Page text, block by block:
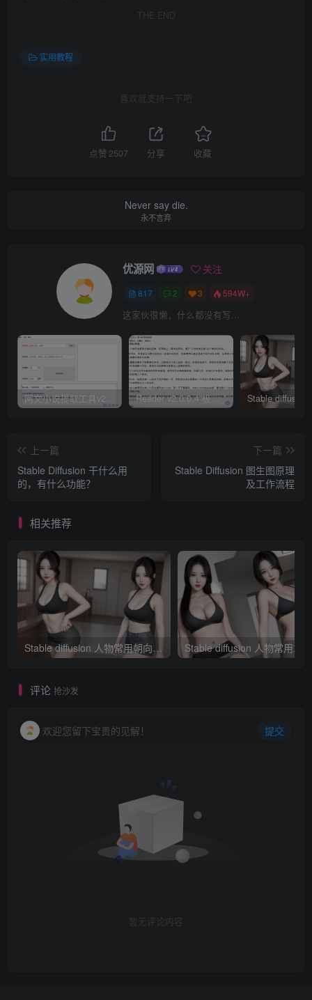
THE END
实用教程
喜欢就支持一下吧
点赞 2507 分享 收藏
Never say die.
永不言弃
优源网 关注
817 2 3 594W+
这家伙很懒，什么都没有写...
网文小说提取工具v2.10.02 可以自动下载小说 从此不再花钱看小说 Reader v2.0.0.4 极简小说阅读器支持导入在线及离线书源
上一篇
Stable Diffusion 干什么用
的，有什么功能？
下一篇
Stable Diffusion 图生图原理
及工作流程
相关推荐
Stable diffusion 人物常用朝向、画面范围、远近、焦距、机位、拍摄角度篇提示词（四）
评论 抢沙发
欢迎您留下宝贵的见解！ 提交
暂无评论内容